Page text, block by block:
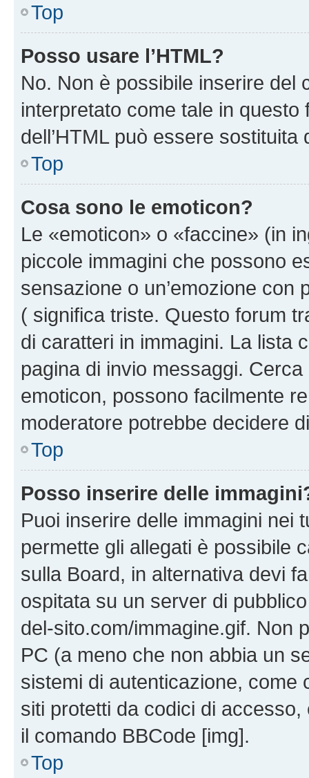
Top
Posso usare l’HTML?
No. Non è possibile inserire del
interpretato come tale in
dell’HTML può essere sostituita
Top
Cosa sono le emoticon?
Le «emoticon» o «faccine» (in
piccole immagini che possono
sensazione o un’emozione
( significa triste. Questo forum
di caratteri in immagini. La lista
pagina di invio messaggi.
emoticon, possono facilmente
moderatore potrebbe decidere
Top
Posso inserire delle
Puoi inserire delle immagini nei
permette gli allegati è possibile
sulla Board, in alternativa devi
ospitata su un server di
del-sito.com/immagine.gif. Non
PC (a meno che non abbia un
sistemi di autenticazione, come
siti protetti da codici di
il comando BBCode [img].
Top